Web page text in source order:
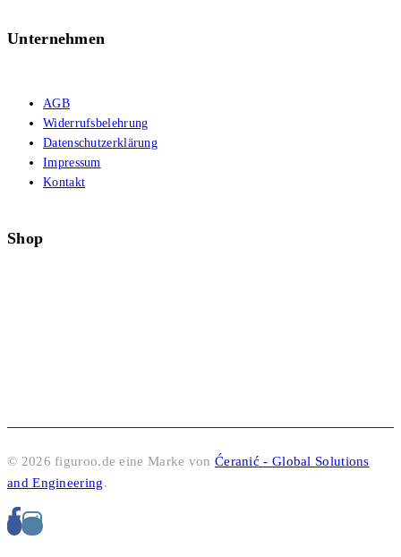
Unternehmen
AGB
Widerrufsbelehrung
Datenschutzerklärung
Impressum
Kontakt
Shop
© 2026 figuroo.de eine Marke von Ćeranić - Global Solutions
and Engineering.